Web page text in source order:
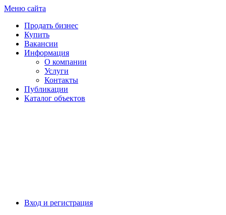
Меню сайта
Продать бизнес
Купить
Вакансии
Информация
О компании
Услуги
Контакты
Публикации
Каталог объектов
Вход и регистрация